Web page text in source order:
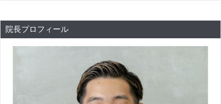
院長プロフィール